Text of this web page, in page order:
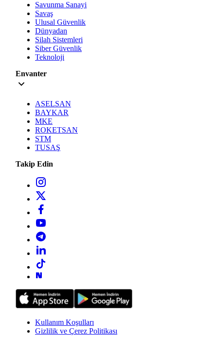
Savunma Sanayi
Savaş
Ulusal Güvenlik
Dünyadan
Silah Sistemleri
Siber Güvenlik
Teknoloji
Envanter
ASELSAN
BAYKAR
MKE
ROKETSAN
STM
TUSAŞ
Takip Edin
Kullanım Koşulları
Gizlilik ve Çerez Politikası